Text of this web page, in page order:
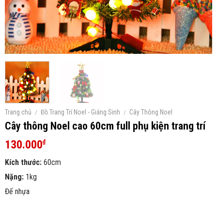
Trang chủ / Đồ Trang Trí Noel - Giáng Sinh / Cây Thông Noel
Cây thông Noel cao 60cm full phụ kiện trang trí
130.000₫
Kích thước: 60cm
Nặng: 1kg
Đế nhựa